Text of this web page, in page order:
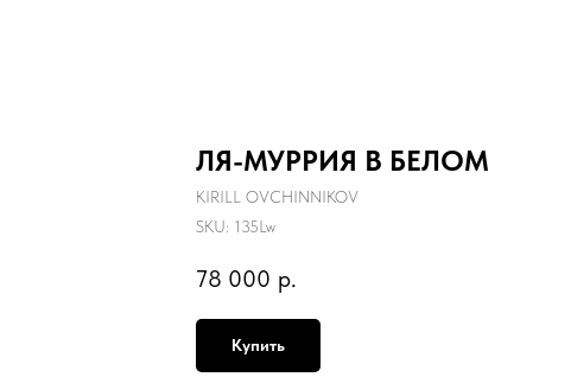
ЛЯ-МУРРИЯ В БЕЛОМ
KIRILL OVCHINNIKOV
SKU: 135Lw
78 000 р.
Купить